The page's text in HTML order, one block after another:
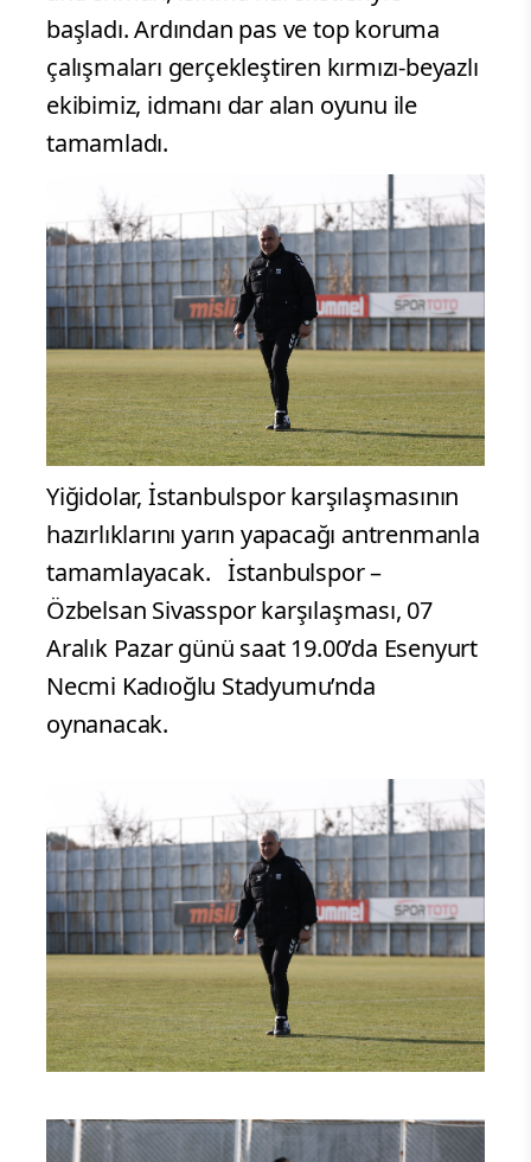
başladı. Ardından pas ve top koruma
çalışmaları gerçekleştiren kırmızı-beyazlı
ekibimiz, idmanı dar alan oyunu ile
tamamladı.
Yiğidolar, İstanbulspor karşılaşmasının
hazırlıklarını yarın yapacağı antrenmanla
tamamlayacak. İstanbulspor –
Özbelsan Sivasspor karşılaşması, 07
Aralık Pazar günü saat 19.00’da Esenyurt
Necmi Kadıoğlu Stadyumu’nda
oynanacak.